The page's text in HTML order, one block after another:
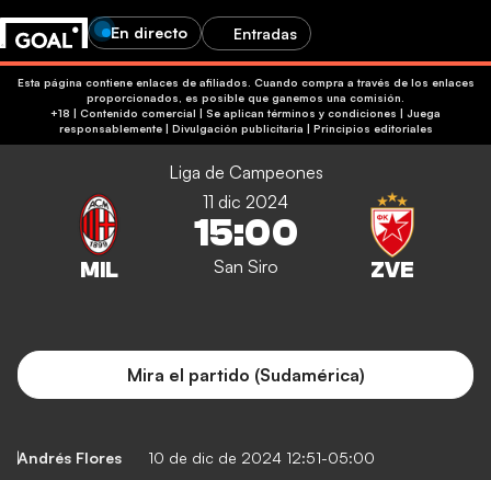
En directo Entradas
Esta página contiene enlaces de afiliados. Cuando compra a través de los enlaces
proporcionados, es posible que ganemos una comisión.
+18 | Contenido comercial | Se aplican términos y condiciones | Juega
responsablemente| Divulgación publicitaria | Principios editoriales
Liga de Campeones
11 dic 2024
15:00
San Siro
Mira el partido (Sudamérica)
Andrés Flores 10 de dic de 2024 12:51-05:00